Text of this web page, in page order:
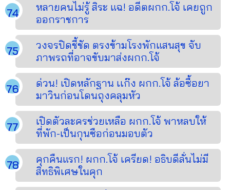
หลายคนไม่รู้ สิระ แฉ! อดีตผกก.โจ้ เคยถูก
ออกราชการ
วงจรปิดชี้ชัด ตรงข้ามโรงพักแสนสุข จับ
ภาพรถที่อาจขับมาส่งผกก.โจ้
ด่วน! เปิดหลักฐาน เเก๊ง ผกก.โจ้ ล้อซื้อยา
มาวินก่อนโดนถุงคลุมหัว
เปิดตัวละครช่วยเหลือ ผกก.โจ้ พาหลบให้
ที่พัก-เป็นกุนซือก่อนมอบตัว
คุกคืนแรก! ผกก.โจ้ เครียด! อธิบดีลั่นไม่มี
สิทธิพิเศษในคุก